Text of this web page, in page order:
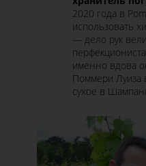
2020 года в
использовать
— дело рук
именно вдова
Поммери Луиза
сухое в